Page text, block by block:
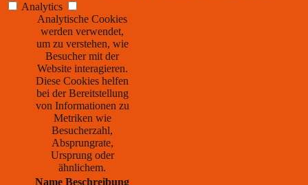
Analytics
Analytische Cookies
werden verwendet,
um zu verstehen, wie
Besucher mit der
Website interagieren.
Diese Cookies helfen
bei der Bereitstellung
von Informationen zu
Metriken wie
Besucherzahl,
Absprungrate,
Ursprung oder
ähnlichem.
Name Beschreibung